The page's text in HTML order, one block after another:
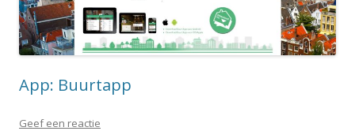
App: Buurtapp
Geef een reactie